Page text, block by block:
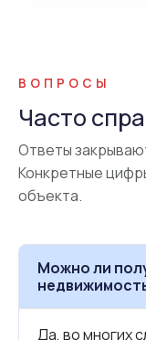
ВОПРОСЫ
Часто
Ответы
Конкретные
объекта.
Можно ли
Да, во многих